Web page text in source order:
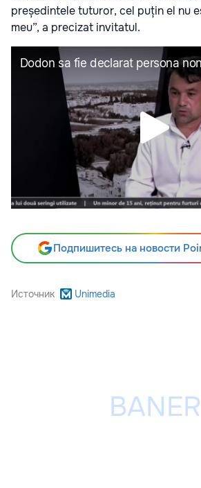
președintele tuturor, cel puțin el nu
meu”, a precizat invitatul.
Подпишитесь на новости
Источник Unimedia